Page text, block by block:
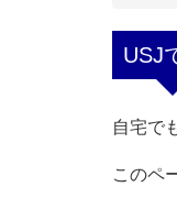
USJ
自宅で
このペ